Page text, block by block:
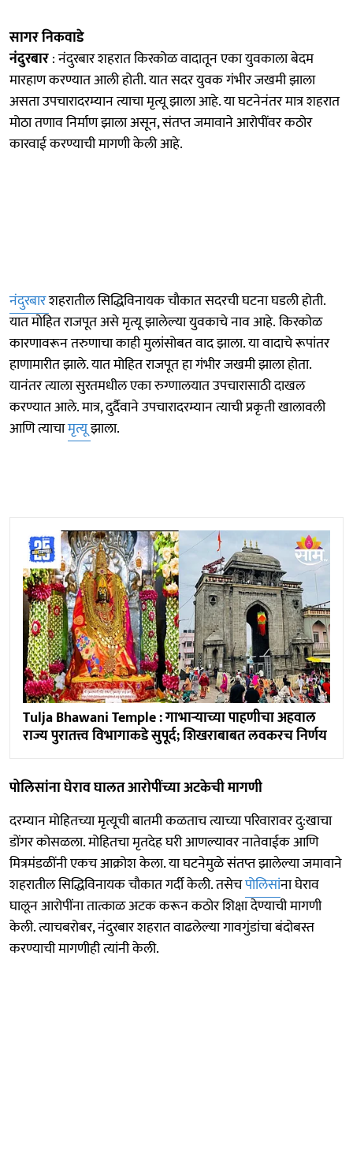
सागर निकवाडे
नंदुरबार: नंदुरबार शहरात किरकोळ वादातून एका युवकाला बेदम
मारहाण करण्यात आली होती. यात सदर युवक गंभीर जखमी झाला
असता उपचारादरम्यान त्याचा मृत्यू झाला आहे. या घटनेनंतर मात्र शहरात
मोठा तणाव निर्माण झाला असून, संतप्त जमावाने आरोपींवर कठोर
कारवाई करण्याची मागणी केली आहे.
नंदुरबारशहरातील सिद्धिविनायक चौकात सदरची घटना घडली होती.
यात मोहित राजपूत असे मृत्यू झालेल्या युवकाचे नाव आहे. किरकोळ
कारणावरून तरुणाचा काही मुलांसोबत वाद झाला. या वादाचे रूपांतर
हाणामारीत झाले. यात मोहित राजपूत हा गंभीर जखमी झाला होता.
यानंतर त्याला सुरतमधील एका रुग्णालयात उपचारासाठी दाखल
करण्यात आले. मात्र, दुर्दैवाने उपचारादरम्यान त्याची प्रकृती खालावली
आणि त्याचामृत्यूझाला.
Tulja Bhawani Temple : गाभाऱ्याच्या पाहणीचा अहवाल
राज्य पुरातत्त्व विभागाकडे सुपूर्द; शिखराबाबत लवकरच निर्णय
पोलिसांना घेराव घालत आरोपींच्या अटकेची मागणी
दरम्यान मोहितच्या मृत्यूची बातमी कळताच त्याच्या परिवारावर दु:खाचा
डोंगर कोसळला. मोहितचा मृतदेह घरी आणल्यावर नातेवाईक आणि
मित्रमंडळींनी एकच आक्रोश केला. या घटनेमुळे संतप्त झालेल्या जमावाने
शहरातील सिद्धिविनायक चौकात गर्दी केली. तसेचपोलिसांना घेराव
घालून आरोपींना तात्काळ अटक करून कठोर शिक्षा देण्याची मागणी
केली. त्याचबरोबर, नंदुरबार शहरात वाढलेल्या गावगुंडांचा बंदोबस्त
करण्याची मागणीही त्यांनी केली.